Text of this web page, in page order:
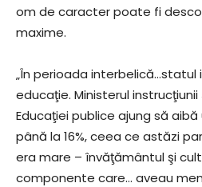
om de caracter poate fi
maxime.
„În perioada
educaţie. Ministerul
Educaţiei publice ajung să
până la 16%, ceea ce astăzi
era mare – învăţământul şi
componente care… aveau